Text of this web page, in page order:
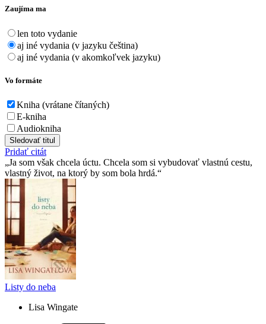
Zaujíma ma
len toto vydanie
aj iné vydania (v jazyku čeština)
aj iné vydania (v akomkoľvek jazyku)
Vo formáte
Kniha (vrátane čítaných)
E-kniha
Audiokniha
Sledovať titul
Pridať citát
Ja som však chcela úctu. Chcela som si vybudovať vlastnú cestu,
vlastný život, na ktorý by som bola hrdá.
Listy do neba
Lisa Wingate